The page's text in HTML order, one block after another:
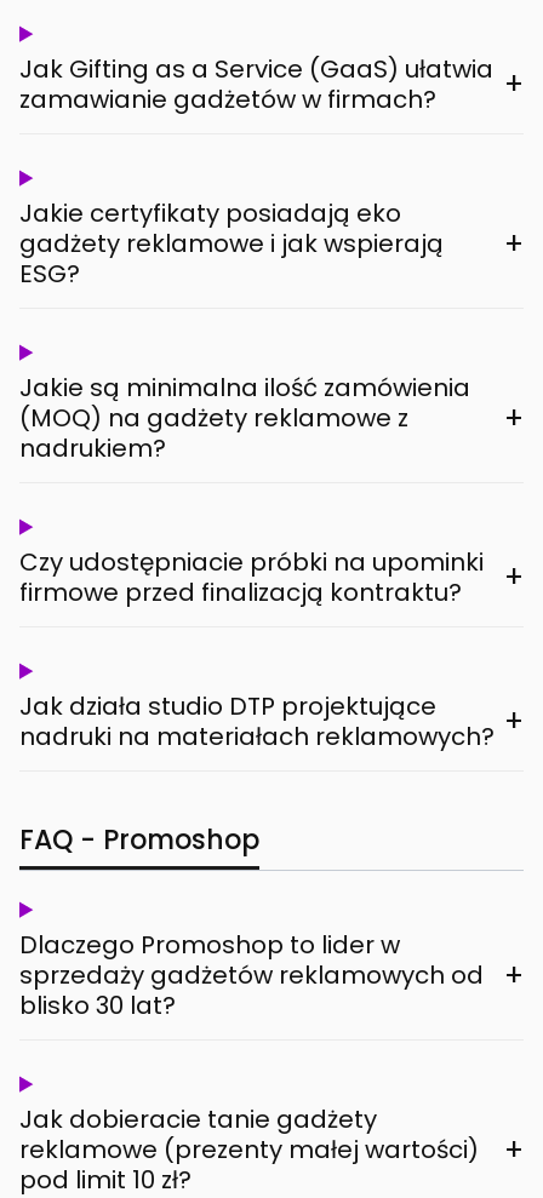
Jak Gifting as a Service (GaaS) ułatwia
zamawianie gadżetów w firmach?
+
Jakie certyfikaty posiadają eko
gadżety reklamowe i jak wspierają
ESG?
+
Jakie są minimalna ilość zamówienia
(MOQ) na gadżety reklamowe z
nadrukiem?
+
Czy udostępniacie próbki na upominki
firmowe przed finalizacją kontraktu?
+
Jak działa studio DTP projektujące
nadruki na materiałach reklamowych? +
FAQ - Promoshop
Dlaczego Promoshop to lider w
sprzedaży gadżetów reklamowych od
blisko 30 lat?
+
Jak dobieracie tanie gadżety
reklamowe (prezenty małej wartości)
pod limit 10 zł?
+